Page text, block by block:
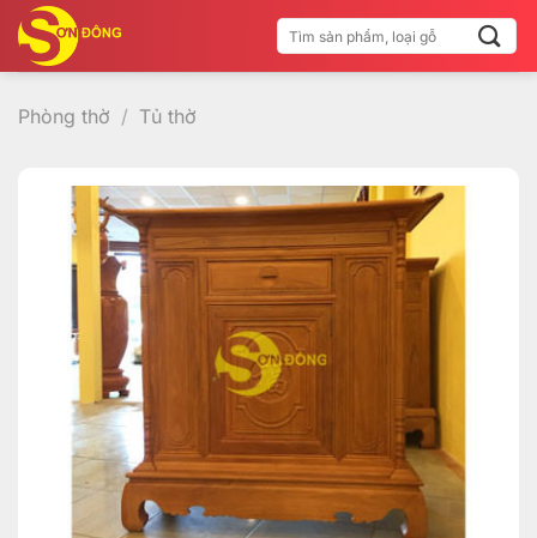
qua
nội
dung
Tìm
kiếm:
Phòng thờ / Tủ thờ